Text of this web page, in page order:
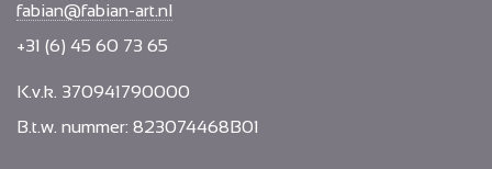
fabian@fabian-art.nl
+31 (6) 45 60 73 65
K.v.k. 370941790000
B.t.w. nummer: 823074468B01